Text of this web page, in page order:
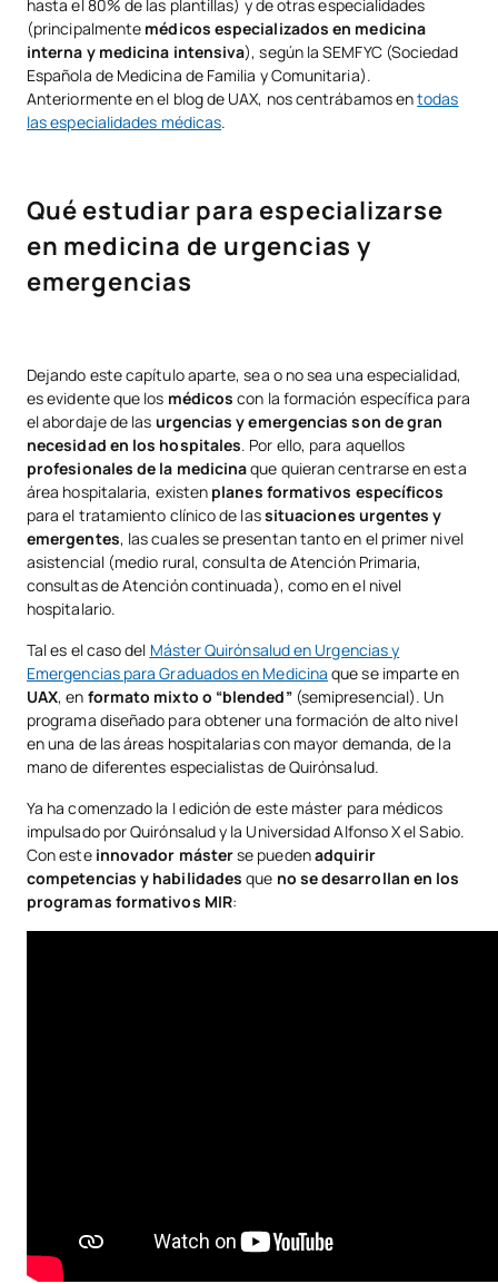
hasta el 80% de las plantillas) y de otras especialidades
(principalmente médicos especializados en medicina
interna y medicina intensiva), según la SEMFYC (Sociedad
Española de Medicina de Familia y Comunitaria).
Anteriormente en el blog de UAX, nos centrábamos entodas
las especialidades médicas.
Qué estudiar para especializarse
en medicina de urgencias y
emergencias
Dejando este capítulo aparte, sea o no sea una especialidad,
es evidente que los médicoscon la formación específica para
el abordaje de las urgencias y emergencias son de gran
necesidad en los hospitales. Por ello, para aquellos
profesionales de la medicinaque quieran centrarse en esta
área hospitalaria, existen planes formativos específicos
para el tratamiento clínico de lassituaciones urgentes y
emergentes, las cuales se presentan tanto en el primer nivel
asistencial (medio rural, consulta de Atención Primaria,
consultas de Atención continuada), como en el nivel
hospitalario.
Tal es el caso del Máster Quirónsalud en Urgencias y
Emergencias para Graduados en Medicina que se imparte en
UAX, en formato mixto o “blended”(semipresencial). Un
programa diseñado para obtener una formación de alto nivel
en una de las áreas hospitalarias con mayor demanda, de la
mano de diferentes especialistas de Quirónsalud.
Ya ha comenzado la I edición de este máster para médicos
impulsado por Quirónsalud y la Universidad Alfonso X el Sabio.
Con este innovador másterse puedenadquirir
competencias y habilidades que no se desarrollan en los
programas formativos MIR: